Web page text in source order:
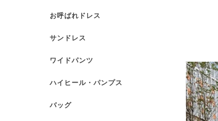
お呼ばれドレス
サンドレス
ワイドパンツ
ハイヒール・パンプス
バッグ